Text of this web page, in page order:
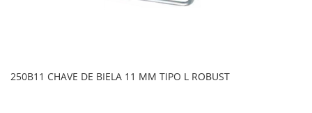
250B11 CHAVE DE BIELA 11 MM TIPO L ROBUST